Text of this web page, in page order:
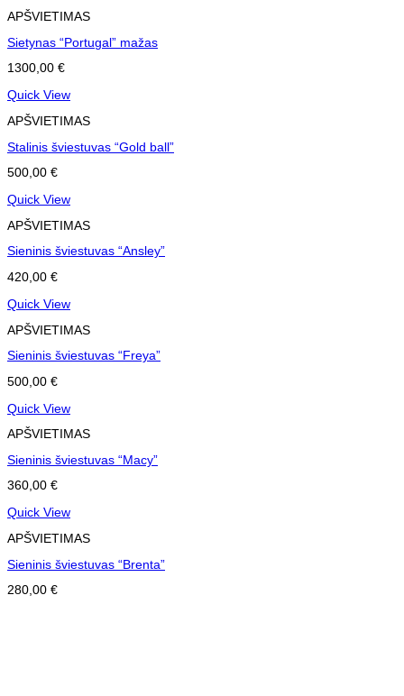
APŠVIETIMAS
Sietynas “Portugal” mažas
1300,00 €
Quick View
APŠVIETIMAS
Stalinis šviestuvas “Gold ball”
500,00 €
Quick View
APŠVIETIMAS
Sieninis šviestuvas “Ansley”
420,00 €
Quick View
APŠVIETIMAS
Sieninis šviestuvas “Freya”
500,00 €
Quick View
APŠVIETIMAS
Sieninis šviestuvas “Macy”
360,00 €
Quick View
APŠVIETIMAS
Sieninis šviestuvas “Brenta”
280,00 €